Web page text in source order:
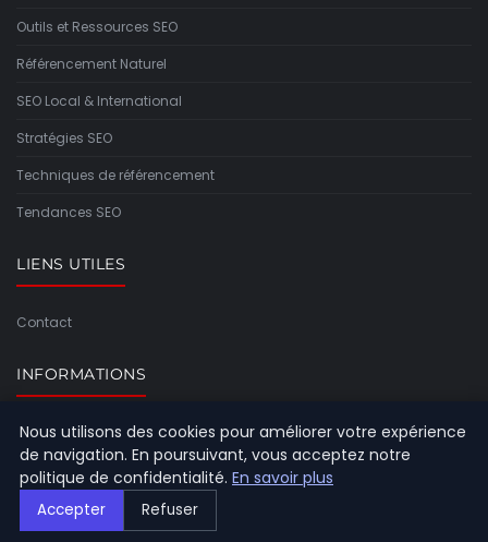
Outils et Ressources SEO
Référencement Naturel
SEO Local & International
Stratégies SEO
Techniques de référencement
Tendances SEO
LIENS UTILES
Contact
INFORMATIONS
Plan du site
© 2026 Referencement Europeen. Tous droits réservés.
Nous utilisons des cookies pour améliorer votre expérience
de navigation. En poursuivant, vous acceptez notre
politique de confidentialité. En savoir plus
Accepter Refuser